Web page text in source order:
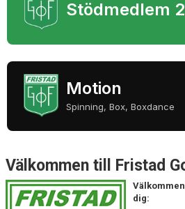
Stödmedlem
Motion
Spinning, Box, Boxdance
Välkommen till Fristad
dig: